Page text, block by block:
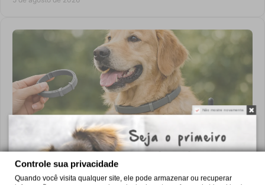
Não mostre novamente.
Coleira antiparasitária para cães: como
Escolha a coleira antiparasitária cães certa: compare proteção
Controle sua privacidade
Quando você visita qualquer site, ele pode armazenar ou recuperar